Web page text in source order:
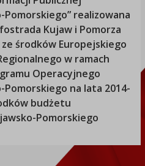
Pomorskiego” realizowana
Kujaw i Pomorza
środków Europejskiego
w ramach
Operacyjnego
Pomorskiego na lata 2014-
budżetu
Pomorskiego